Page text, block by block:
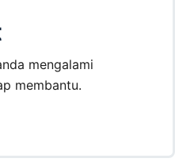
mengalami
membantu.